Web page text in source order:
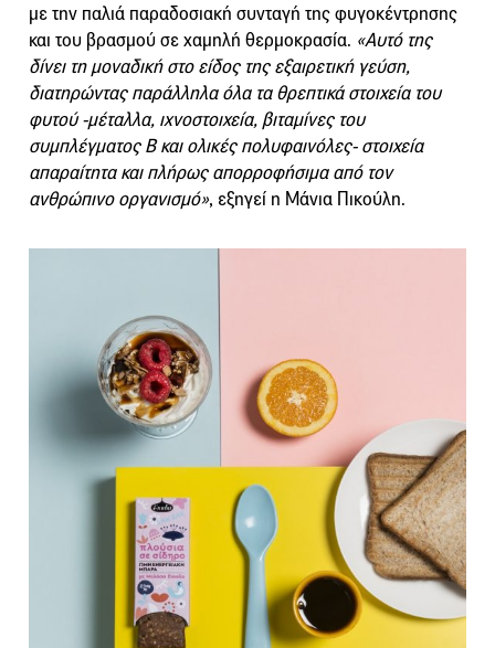
με την παλιά παραδοσιακή συνταγή της φυγοκέντρησης
και του βρασμού σε χαμηλή θερμοκρασία. «Αυτό της
δίνει τη μοναδική στο είδος της εξαιρετική γεύση,
διατηρώντας παράλληλα όλα τα θρεπτικά στοιχεία του
φυτού -μέταλλα, ιχνοστοιχεία, βιταμίνες του
συμπλέγματος Β και ολικές πολυφαινόλες- στοιχεία
απαραίτητα και πλήρως απορροφήσιμα από τον
ανθρώπινο οργανισμό», εξηγεί η Μάνια Πικούλη.